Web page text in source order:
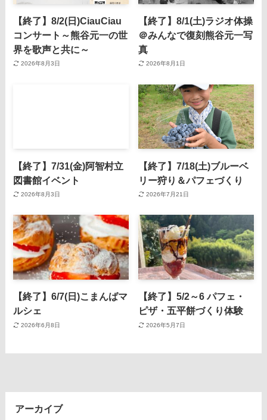
【終了】8/2(日)CiauCiau
コンサート～熊谷元一の世
界を歌声と共に～
2026年8月3日
【終了】8/1(土)ラジオ体操
＠みんなで復刻熊谷元一写
真
2026年8月1日
【終了】7/31(金)阿智村立
図書館イベント
2026年8月3日
【終了】7/18(土)ブルーベ
リー狩り＆パフェづくり
2026年7月21日
【終了】6/7(日)こまんばマ
ルシェ
2026年6月8日
【終了】5/2～6 パフェ・
ピザ・五平餅づくり体験
2026年5月7日
アーカイブ